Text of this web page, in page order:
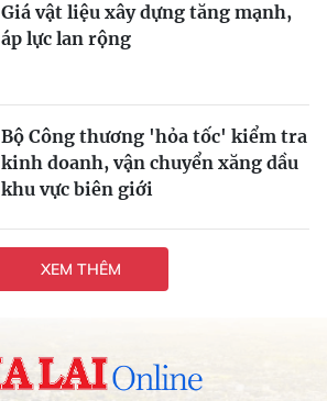
Giá vật liệu xây dựng tăng mạnh,
áp lực lan rộng
Bộ Công thương 'hỏa tốc' kiểm tra
kinh doanh, vận chuyển xăng dầu
khu vực biên giới
XEM THÊM